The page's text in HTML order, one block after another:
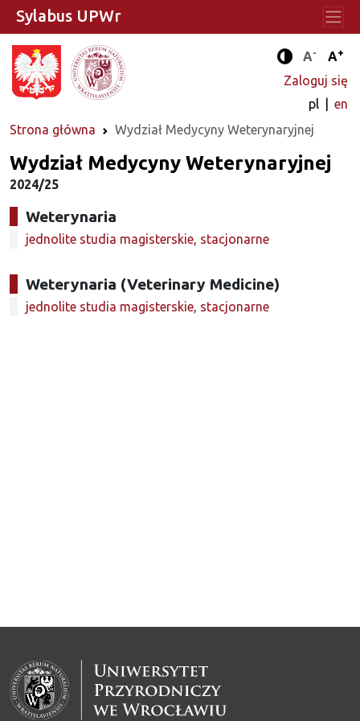
Tryb
A- A+
Zaloguj się
pl
en
Strona główna
Wydział Medycyny Weterynaryjnej
Sylabus UPWr
Wydział Medycyny Weterynaryjnej
2024/25
Weterynaria
jednolite studia magisterskie, stacjonarne
Weterynaria (Veterinary Medicine)
jednolite studia magisterskie, stacjonarne